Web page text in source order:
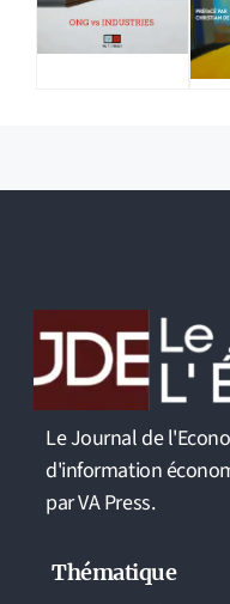
Le Journal de
d'information
par VA Press.
Thématique